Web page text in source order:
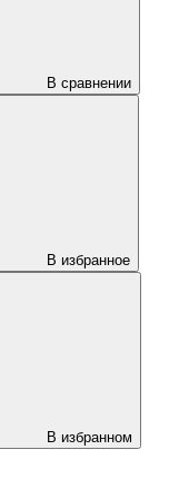
В сравнении
В избранное
В избранном